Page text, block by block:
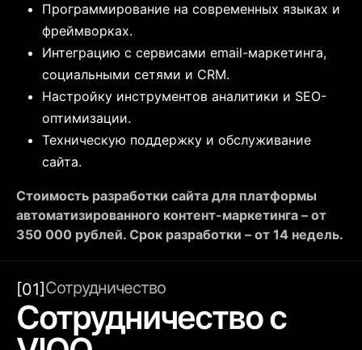
Программирование на современных языках и
фреймворках.
Интеграцию с сервисами email-маркетинга,
социальными сетями и CRM.
Настройку инструментов аналитики и SEO-
оптимизации.
Техническую поддержку и обслуживание
сайта.
Стоимость разработки сайта для платформы
автоматизированного контент-маркетинга – от
350 000 рублей. Срок разработки – от 14 недель.
[01] Сотрудничество
Сотрудничество с